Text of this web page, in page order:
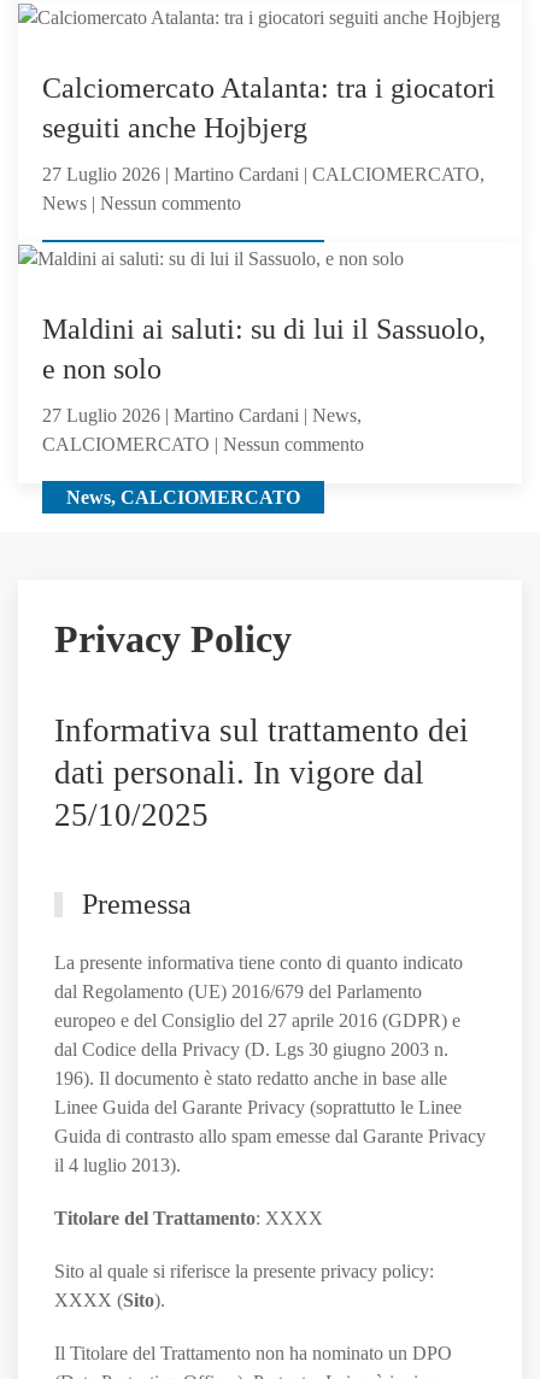
creduto
Under
Girone
B
CALCIOMERCATO, News
Calciomercato Atalanta: tra i giocatori
seguiti anche Hojbjerg
27 Luglio 2026 | Martino Cardani | CALCIOMERCATO,
News | Nessun commentosu
Atalanta:
anche
News, CALCIOMERCATO
Maldini ai saluti: su di lui il Sassuolo,
e non solo
27 Luglio 2026 | Martino Cardani | News,
CALCIOMERCATO | Nessun commentosu
non
solo
Privacy Policy
Informativa sul trattamento dei
dati personali. In vigore dal
25/10/2025
Premessa
La presente informativa tiene conto di quanto indicato
dal Regolamento (UE) 2016/679 del Parlamento
europeo e del Consiglio del 27 aprile 2016 (GDPR) e
dal Codice della Privacy (D. Lgs 30 giugno 2003 n.
196). Il documento è stato redatto anche in base alle
Linee Guida del Garante Privacy (soprattutto le Linee
Guida di contrasto allo spam emesse dal Garante Privacy
il 4 luglio 2013).
Titolare del Trattamento: XXXX
Sito al quale si riferisce la presente privacy policy:
XXXX (Sito).
Il Titolare del Trattamento non ha nominato un DPO